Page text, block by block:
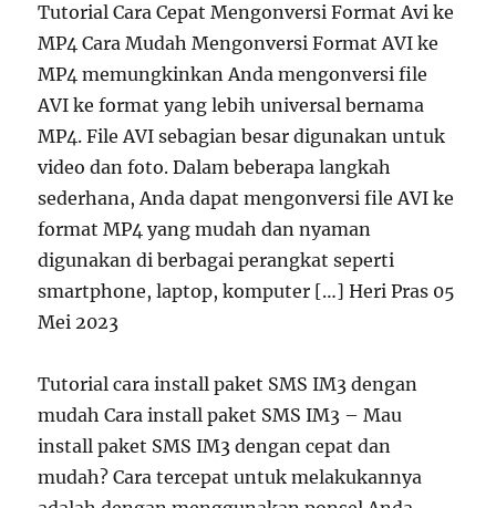
Tutorial Cara Cepat Mengonversi Format Avi ke
MP4 Cara Mudah Mengonversi Format AVI ke
MP4 memungkinkan Anda mengonversi file
AVI ke format yang lebih universal bernama
MP4. File AVI sebagian besar digunakan untuk
video dan foto. Dalam beberapa langkah
sederhana, Anda dapat mengonversi file AVI ke
format MP4 yang mudah dan nyaman
digunakan di berbagai perangkat seperti
smartphone, laptop, komputer […] Heri Pras 05
Mei 2023
Tutorial cara install paket SMS IM3 dengan
mudah Cara install paket SMS IM3 – Mau
install paket SMS IM3 dengan cepat dan
mudah? Cara tercepat untuk melakukannya